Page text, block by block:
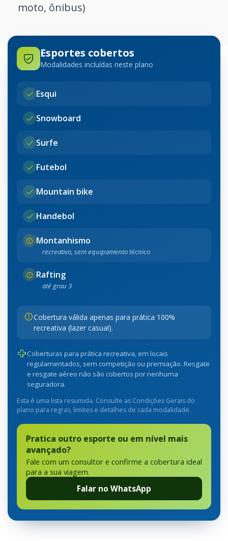
moto, ônibus)
Esportes cobertos
Modalidades incluídas neste plano
Esqui
Snowboard
Surfe
Futebol
Mountain bike
Handebol
Montanhismo
recreativo, sem equipamento técnico
Rafting
até grau 3
Cobertura válida apenas para prática 100%
recreativa (lazer casual).
Coberturas para prática recreativa, em locais
regulamentados, sem competição ou premiação. Resgate
e resgate aéreo não são cobertos por nenhuma
seguradora.
Esta é uma lista resumida. Consulte as Condições Gerais do
plano para regras, limites e detalhes de cada modalidade.
Pratica outro esporte ou em nível mais
avançado?
Fale com um consultor e confirme a cobertura ideal
para a sua viagem.
Falar no WhatsApp